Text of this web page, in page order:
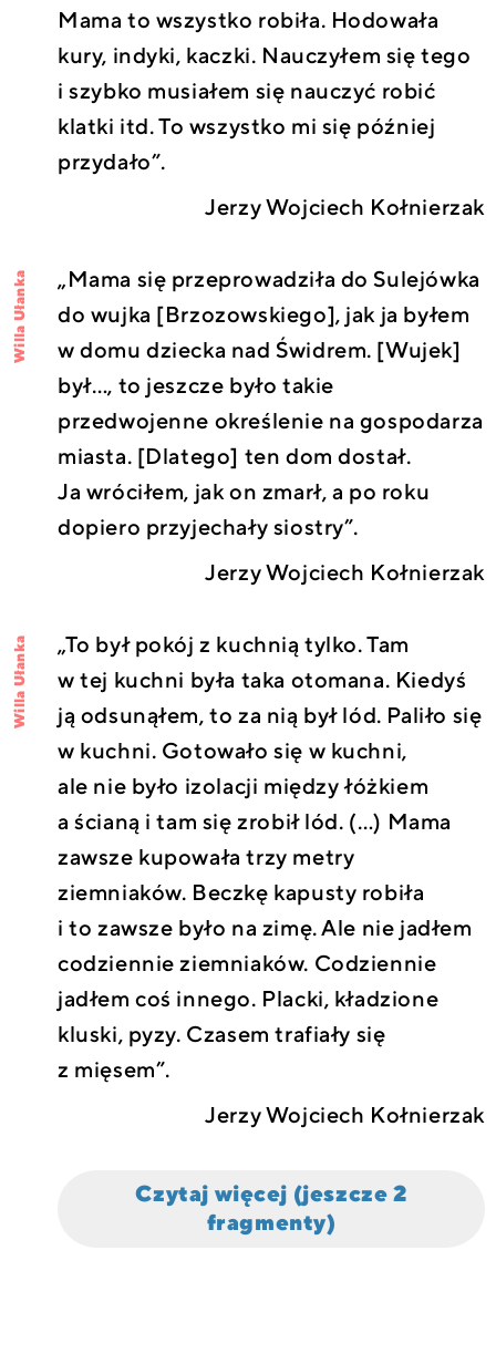
Mama to wszystko robiła. Hodowała
kury, indyki, kaczki. Nauczyłem się tego
i szybko musiałem się nauczyć robić
klatki itd. To wszystko mi się później
przydało”.
Jerzy Wojciech Kołnierzak
„Mama się przeprowadziła do Sulejówka
do wujka [Brzozowskiego], jak ja byłem
w domu dziecka nad Świdrem. [Wujek]
był…, to jeszcze było takie
przedwojenne określenie na gospodarza
miasta. [Dlatego] ten dom dostał.
Ja wróciłem, jak on zmarł, a po roku
dopiero przyjechały siostry”.
Jerzy Wojciech Kołnierzak
Willa Ułanka
„To był pokój z kuchnią tylko. Tam
w tej kuchni była taka otomana. Kiedyś
ją odsunąłem, to za nią był lód. Paliło się
w kuchni. Gotowało się w kuchni,
ale nie było izolacji między łóżkiem
a ścianą i tam się zrobił lód. (…) Mama
zawsze kupowała trzy metry
ziemniaków. Beczkę kapusty robiła
i to zawsze było na zimę. Ale nie jadłem
codziennie ziemniaków. Codziennie
jadłem coś innego. Placki, kładzione
kluski, pyzy. Czasem trafiały się
z mięsem”.
Jerzy Wojciech Kołnierzak
Willa Ułanka
Czytaj więcej (jeszcze 2
fragmenty)